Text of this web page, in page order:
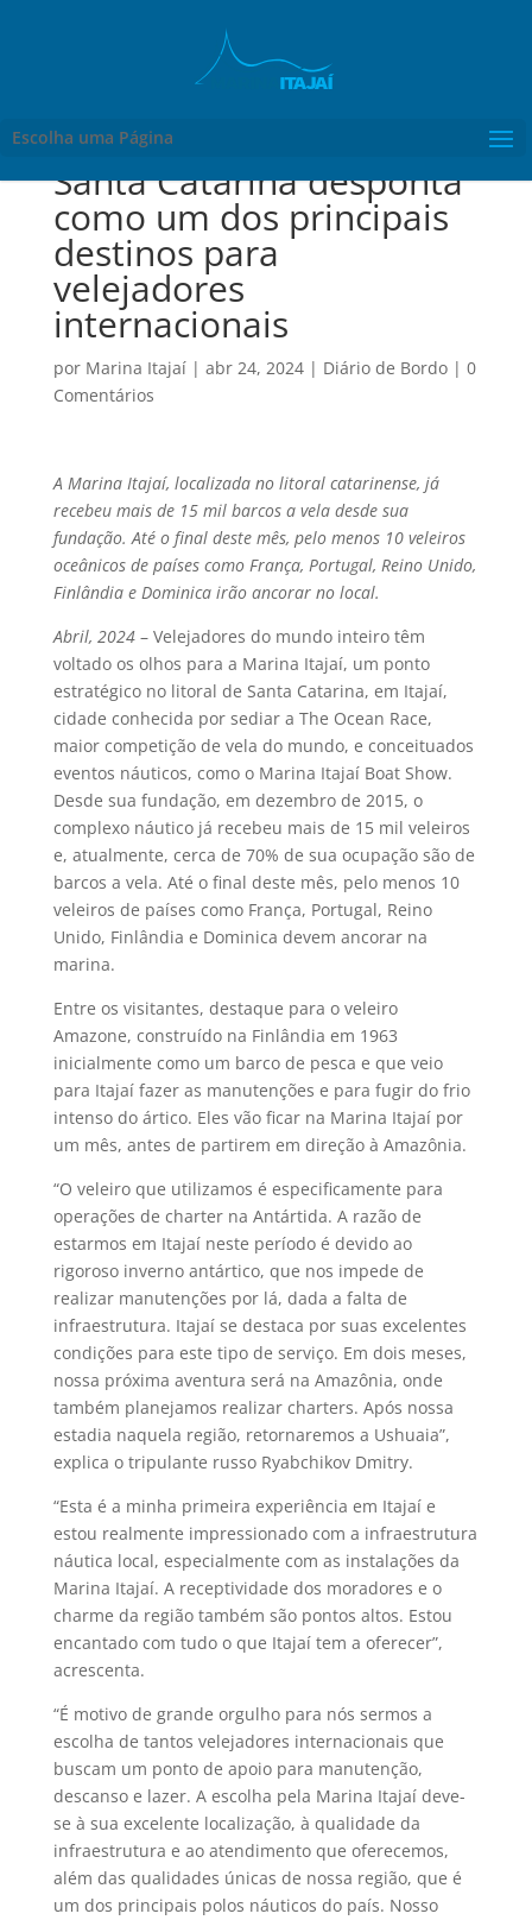
Escolha uma Página
Santa Catarina desponta
como um dos principais
destinos para
velejadores
internacionais
por Marina Itajaí| abr 24, 2024| Diário de Bordo| 0
Comentários
A Marina Itajaí, localizada no litoral catarinense, já
recebeu mais de 15 mil barcos a vela desde sua
fundação. Até o final deste mês, pelo menos 10 veleiros
oceânicos de países como França, Portugal, Reino Unido,
Finlândia e Dominica irão ancorar no local.
Abril, 2024– Velejadores do mundo inteiro têm
voltado os olhos para a Marina Itajaí, um ponto
estratégico no litoral de Santa Catarina, em Itajaí,
cidade conhecida por sediar a The Ocean Race,
maior competição de vela do mundo, e conceituados
eventos náuticos, como o Marina Itajaí Boat Show.
Desde sua fundação, em dezembro de 2015, o
complexo náutico já recebeu mais de 15 mil veleiros
e, atualmente, cerca de 70% de sua ocupação são de
barcos a vela. Até o final deste mês, pelo menos 10
veleiros de países como França, Portugal, Reino
Unido, Finlândia e Dominica devem ancorar na
marina.
Entre os visitantes, destaque para o veleiro
Amazone, construído na Finlândia em 1963
inicialmente como um barco de pesca e que veio
para Itajaí fazer as manutenções e para fugir do frio
intenso do ártico. Eles vão ficar na Marina Itajaí por
um mês, antes de partirem em direção à Amazônia.
“O veleiro que utilizamos é especificamente para
operações de charter na Antártida. A razão de
estarmos em Itajaí neste período é devido ao
rigoroso inverno antártico, que nos impede de
realizar manutenções por lá, dada a falta de
infraestrutura. Itajaí se destaca por suas excelentes
condições para este tipo de serviço. Em dois meses,
nossa próxima aventura será na Amazônia, onde
também planejamos realizar charters. Após nossa
estadia naquela região, retornaremos a Ushuaia”,
explica o tripulante russo Ryabchikov Dmitry.
“Esta é a minha primeira experiência em Itajaí e
estou realmente impressionado com a infraestrutura
náutica local, especialmente com as instalações da
Marina Itajaí. A receptividade dos moradores e o
charme da região também são pontos altos. Estou
encantado com tudo o que Itajaí tem a oferecer”,
acrescenta.
“É motivo de grande orgulho para nós sermos a
escolha de tantos velejadores internacionais que
buscam um ponto de apoio para manutenção,
descanso e lazer. A escolha pela Marina Itajaí deve-
se à sua excelente localização, à qualidade da
infraestrutura e ao atendimento que oferecemos,
além das qualidades únicas de nossa região, que é
um dos principais polos náuticos do país. Nosso